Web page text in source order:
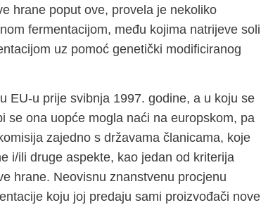
hrane poput ove, provela je nekoliko
fermentacijom, među kojima natrijeve soli
uz pomoć genetički modificiranog
EU-u prije svibnja 1997. godine, a u koju se
se ona uopće mogla naći na europskom, pa
zajedno s državama članicama, koje
i/ili druge aspekte, kao jedan od kriterija
hrane. Neovisnu znanstvenu procjenu
koju joj predaju sami proizvođači nove